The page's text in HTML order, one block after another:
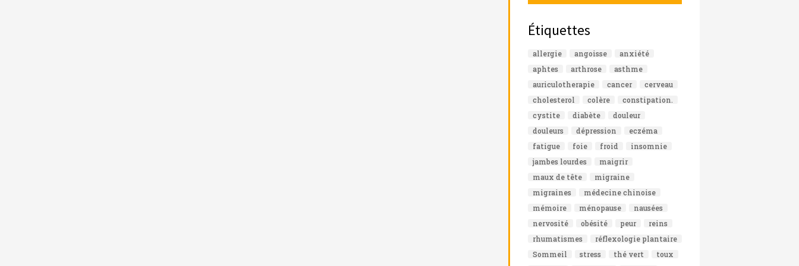
Étiquettes
allergie angoisse
anxiété
aphtes
arthrose
asthme
auriculotherapie
cancer
cerveau
cholesterol
colère
constipation.
cystite
diabète
douleur
douleurs
dépression
eczéma
fatigue
foie froid
insomnie
jambes lourdes
maigrir
maux de tête
migraine
migraines
médecine chinoise
mémoire
ménopause
nausées
nervosité
obésité peur
reins
rhumatismes
réflexologie plantaire
Sommeil
stress thé vert
toux